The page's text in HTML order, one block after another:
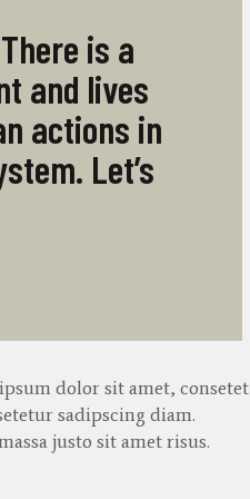
is a
and lives
actions in
Let’s
dolor sit amet, consetet
sadipscing diam.
justo sit amet risus.